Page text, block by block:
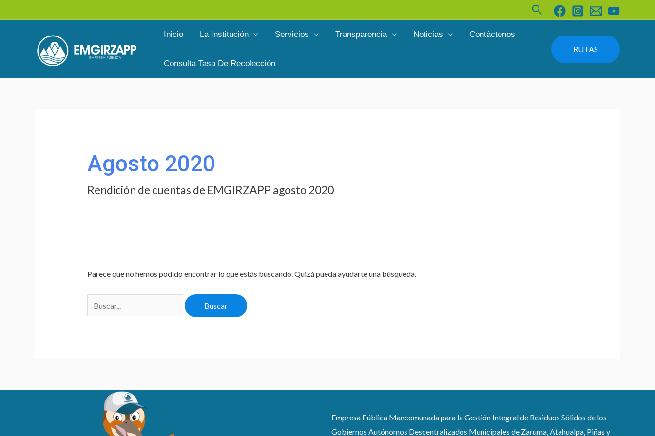
al
Buscar
Inicio La Institución Servicios Transparencia Noticias Contáctenos
Consulta Tasa De Recolección
RUTAS
Agosto 2020
Rendición de cuentas de EMGIRZAPP agosto 2020
Parece que no hemos podido encontrar lo que estás buscando. Quizá pueda ayudarte una búsqueda.
Empresa Pública Mancomunada para la Gestión Integral de Residuos Sólidos de los
Gobiernos Autónomos Descentralizados Municipales de Zaruma, Atahualpa, Piñas y